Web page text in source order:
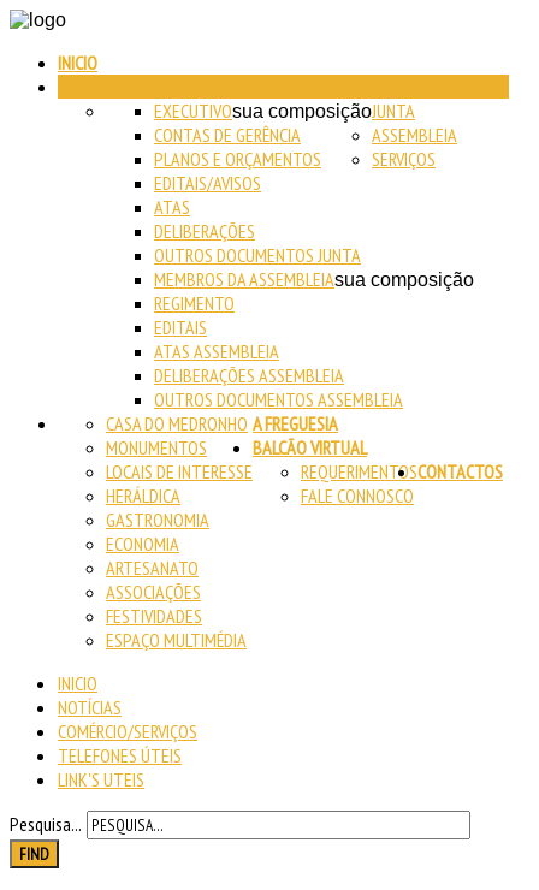
INICIO
JUNTA
EXECUTIVOsua composição
CONTAS DE GERÊNCIA
PLANOS E ORÇAMENTOS
EDITAIS/AVISOS
ATAS
DELIBERAÇÕES
OUTROS DOCUMENTOS JUNTA
ASSEMBLEIA
MEMBROS DA ASSEMBLEIAsua composição
REGIMENTO
EDITAIS
ATAS ASSEMBLEIA
DELIBERAÇÕES ASSEMBLEIA
OUTROS DOCUMENTOS ASSEMBLEIA
SERVIÇOS
A FREGUESIA
CASA DO MEDRONHO
MONUMENTOS
LOCAIS DE INTERESSE
HERÁLDICA
GASTRONOMIA
ECONOMIA
ARTESANATO
ASSOCIAÇÕES
FESTIVIDADES
ESPAÇO MULTIMÉDIA
BALCÃO VIRTUAL
REQUERIMENTOS
FALE CONNOSCO
CONTACTOS
INICIO
NOTÍCIAS
COMÉRCIO/SERVIÇOS
TELEFONES ÚTEIS
LINK'S UTEIS
Pesquisa...
FIND